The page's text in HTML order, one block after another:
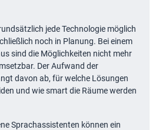
jede Technologie möglich
noch in Planung. Bei einem
sind die Möglichkeiten nicht mehr
Der Aufwand der
davon ab, für welche Lösungen
und wie smart die Räume werden
Sprachassistenten können ein